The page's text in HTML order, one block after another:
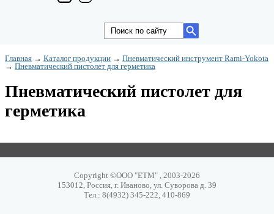
Главная → Каталог продукции → Пневматический инструмент Rami-Yokota
→ Пневматический пистолет для герметика
Пневматический пистолет для
герметика
Copyright ©ООО "ЕТМ" , 2003-2026
153012, Россия, г. Иваново, ул. Суворова д. 39
Тел.: 8(4932) 345-222, 410-869